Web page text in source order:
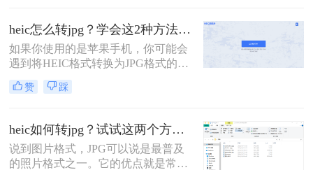
在其他设备查看的情况，这个时候就
需要将heic格式转换成常见的jpg格式
了。
heic怎么转jpg？学会这2种方法，轻松打开heic格式照片！
如果你使用的是苹果手机，你可能会
遇到将HEIC格式转换为JPG格式的问
题。虽然HEIC格式在保存图像时可以
节省大量存储空间，但不是所有设备
的方法，可以帮助你将HEIC格式转换
为JPG格式。
赞 踩
heic如何转jpg？试试这两个方法，高效转换，一键解决！
说到图片格式，JPG可以说是最普及
的照片格式之一。它的优点就是常用